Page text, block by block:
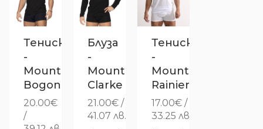
Тениска
-
Mount
Bogong
20.00€
/
Блуза
-
Mount
Clarke
21.00€ /
41.07 лв.
Тениска
-
Mount
Rainier
17.00€ /
33.25 лв.